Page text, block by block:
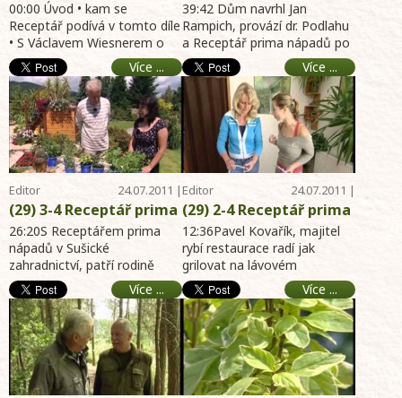
nápadů online – Úvod –
Nabídka tohoto dílu – O
okrasných kamenech v
zahradě – Skalka s
modely vláčků –
Okrasné ryby – Vitrína s
rostlinami - internet
archiv hobby magazín
31.7.2011 - zahrada,
dům, byt, c
00:00 Úvod • kam se
Receptář podívá v tomto díle
• S Václavem Wiesnerem o
tom jak se dopracoval ke
dvěma japonským zahrad ...
Více ...
nápadů online - Dům v
podhůří Šumavy -
Zasklívání skleníků -
Japonské zahrady -
internet archiv hobby
magazín 24.7.2011 -
zahrada, dům, byt,
chalupa
39:42 Dům navrhl Jan
Rampich, provází dr. Podlahu
a Receptář prima nápadů po
okolí domu na kopci v
podhůří Šumavy. 44:38 D ...
Více ...
Editor
Telereceptáře
24.07.2011 |
11:43
(29) 3-4 Receptář prima
nápadů online - Sušické
zahradnictví - Chov
psounů - Nová soutěž -
Máta - Kuchařka -
internet archiv hobby
magazín 24.7.2011 -
zahrada, dům, byt,
chalupa
26:20S Receptářem prima
nápadů v Sušické
zahradnictví, patří rodině
Mourečkově, Vladislav
Moureček vypráví o terénních
...
Více ...
Editor
Telereceptáře
24.07.2011 |
11:40
(29) 2-4 Receptář prima
nápadů online -
Grilování ryb - Nová
soutěž - Paličky z
levandule - Budky pro
ptáky - Hemeroidy-
hemoroidy - internet
archiv hobby magazín
24.7.2011 - zahrada,
dům, byt, chalupa
12:36Pavel Kovařík, majitel
rybí restaurace radí jak
grilovat na lávovém
kameni.Postup při přípravě
kapra před grilováním. Z ...
Více ...